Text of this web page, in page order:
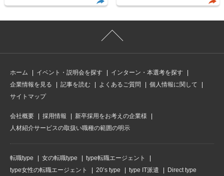
ンシップは可）
給与・報酬
なし
ホーム イベント・説明会を探す
インターン・本選考を探す
企業情報を見る
記事を読む よくあるご質問
個人情報に関して
サイトマップ
会社概要 採用情報
新卒採用をお考えの企業様
人材紹介サービスの取扱い職種の範囲の明示
転職type 女の転職type
type転職エージェント
type女性の転職エージェント
20’s type type IT派遣 Direct type